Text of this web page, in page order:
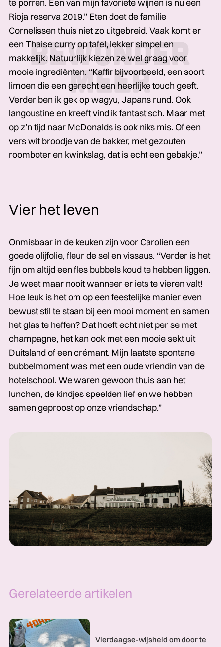
te porren. Een van mijn favoriete wijnen is nu een
Rioja reserva 2019.” Eten doet de familie
Cornelissen thuis niet zo uitgebreid. Vaak komt er
een Thaise curry op tafel, lekker simpel en
makkelijk. Natuurlijk kiezen ze wel graag voor
mooie ingrediënten. “Kaffir bijvoorbeeld, een soort
limoen die een gerecht een heerlijke touch geeft.
Verder ben ik gek op wagyu, Japans rund. Ook
langoustine en kreeft vind ik fantastisch. Maar met
op z’n tijd naar McDonalds is ook niks mis. Of een
vers wit broodje van de bakker, met gezouten
roomboter en kwinkslag, dat is echt een gebakje.”
Vier het leven
Onmisbaar in de keuken zijn voor Carolien een
goede olijfolie, fleur de sel en vissaus. “Verder is het
fijn om altijd een fles bubbels koud te hebben liggen.
Je weet maar nooit wanneer er iets te vieren valt!
Hoe leuk is het om op een feestelijke manier even
bewust stil te staan bij een mooi moment en samen
het glas te heffen? Dat hoeft echt niet per se met
champagne, het kan ook met een mooie sekt uit
Duitsland of een crémant. Mijn laatste spontane
bubbelmoment was met een oude vriendin van de
hotelschool. We waren gewoon thuis aan het
lunchen, de kindjes speelden lief en we hebben
samen geproost op onze vriendschap.”
Gerelateerde artikelen
Vierdaagse-wijsheid om door te